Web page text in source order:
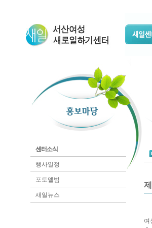
센터소식
행사일정
포토앨범
새일뉴스
여